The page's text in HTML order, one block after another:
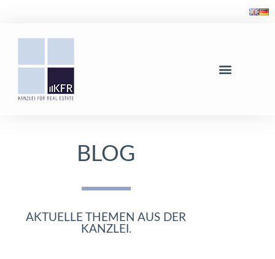
BLOG
AKTUELLE THEMEN AUS DER
KANZLEI.